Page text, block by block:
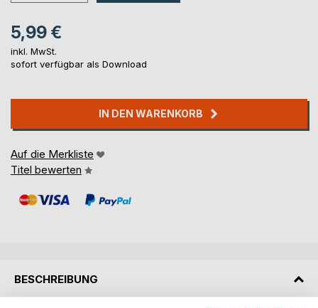
5,99 €
inkl. MwSt.
sofort verfügbar als Download
IN DEN WARENKORB
Auf die Merkliste
Titel bewerten
BESCHREIBUNG